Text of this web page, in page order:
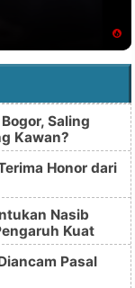
Saling
Kawan?
Honor dari
Nasib
Kuat
Pasal